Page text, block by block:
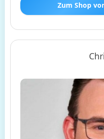
Zum Shop